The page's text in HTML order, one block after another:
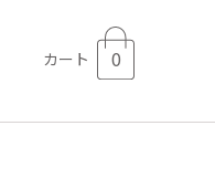
カート 0